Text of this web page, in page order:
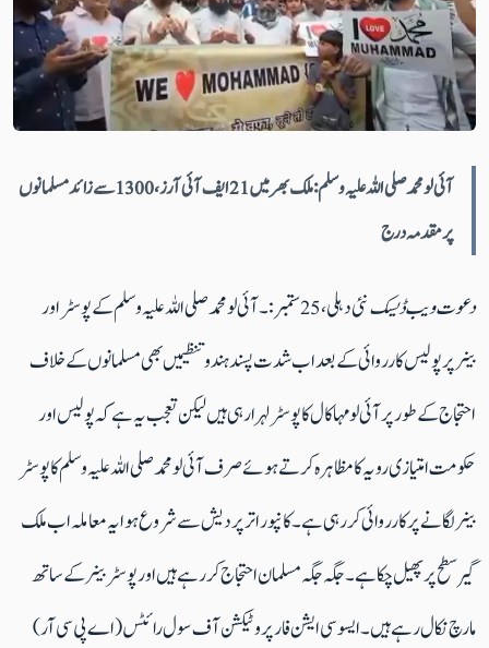
آئی لو محمد صلی اللہ علیہ وسلم :ملک بھر میں21 ایف آئی آرز، 1300 سے زائد مسلمانوں
پرمقدمہ درج
دعوت ویب ڈیسک
نئی دہلی ،25 ستمبر :۔ آئی لو محمدصلی اللہ علیہ وسلم کے پوسٹر اور
بینرپر پولیس کارروائی کے بعد اب شدت پسند ہندو تنظیمیں بھی مسلمانوں کے خلاف
احتجاج کے طور پر آئی لو مہا کال کا پوسٹر لہرا رہی ہیں لیکن تعجب یہ ہے کہ پولیس اور
حکومت امتیازی رویہ کا مظاہرہ کرتے ہوئے صرف آئی لو محمد صلی اللہ علیہ وسلم کا پوسٹر
بینر لگانے پر کارروائی کر رہی ہے ۔کانپور اتر پردیش سے شروع ہوا یہ معاملہ اب ملک
گیر سطح پر پھیل چکا ہے ۔جگہ جگہ مسلمان احتجاج کر رہے ہیں اور پوسٹر بینر کے ساتھ
مارچ نکال رہے ہیں۔ ایسو سی ایشن فار پروٹیکشن آف سول رائٹس (اے پی سی آر)